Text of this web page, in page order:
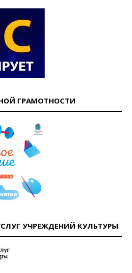
ГРАМОТНОСТИ
УЧРЕЖДЕНИЙ КУЛЬТУРЫ